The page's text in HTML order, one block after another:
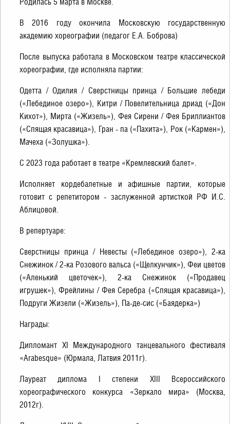
В 2016 году окончила Московскую государственную
академию хореографии (педагог Е.А. Боброва)
После выпуска работала в Московском театре классической
хореографии, где исполняла партии:
Одетта / Одилия / Сверстницы принца / Большие лебеди
(«Лебединое озеро»), Китри / Повелительница дриад («Дон
Кихот»), Мирта («Жизель»), Фея Сирени / Фея Бриллиантов
(«Спящая красавица»), Гран - па («Пахита»), Рок («Кармен»),
Мачеха («Золушка»).
С 2023 года работает в театре «Кремлевский балет».
Исполняет кордебалетные и афишные партии, которые
готовит с репетитором - заслуженной артисткой РФ И.С.
Аблицовой.
В репертуаре:
Сверстницы принца / Невесты («Лебединое озеро»), 2-ка
Снежинок / 2-ка Розового вальса («Щелкунчик»), Феи цветов
(«Аленький цветочек»), 2-ка Снежинок («Продавец
игрушек»), Фрейлины / Фея Серебра («Спящая красавица»),
Подруги Жизели («Жизель»), Па-де-сис («Баядерка»)
Награды:
Дипломант XI Международного танцевального фестиваля
«Arabesque» (Юрмала, Латвия 2011г).
Лауреат диплома I степени XIII Всероссийского
хореографического конкурса «Зеркало мира» (Москва,
2012г).